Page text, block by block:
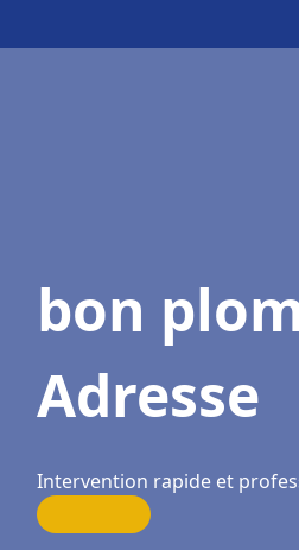
bon
Adresse
Intervention rapide et